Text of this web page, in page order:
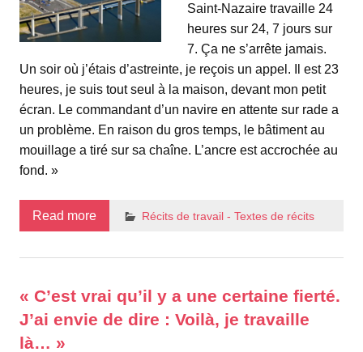
Saint-Nazaire travaille 24
heures sur 24, 7 jours sur
7. Ça ne s’arrête jamais.
Un soir où j’étais d’astreinte, je reçois un appel. Il est 23
heures, je suis tout seul à la maison, devant mon petit
écran. Le commandant d’un navire en attente sur rade a
un problème. En raison du gros temps, le bâtiment au
mouillage a tiré sur sa chaîne. L’ancre est accrochée au
fond. »
Read more Récits de travail - Textes de récits
« C’est vrai qu’il y a une certaine fierté.
J’ai envie de dire : Voilà, je travaille
là… »